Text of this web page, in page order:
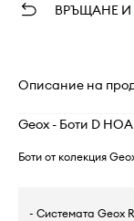
ВРЪЩАНЕ
Описание на
Geox - Боти D
Боти от колекция
- Системата Geox